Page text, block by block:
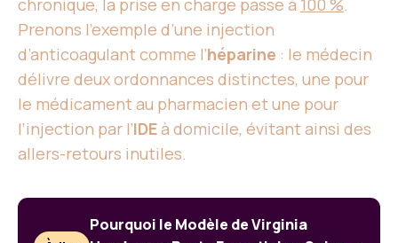
chronique, la prise en charge passe à 100 %.
Prenons l’exemple d’une injection
d’anticoagulant comme l’héparine : le médecin
délivre deux ordonnances distinctes, une pour
le médicament au pharmacien et une pour
l’injection par l’IDEà domicile, évitant ainsi des
allers-retours inutiles.
Pourquoi le Modèle de Virginia